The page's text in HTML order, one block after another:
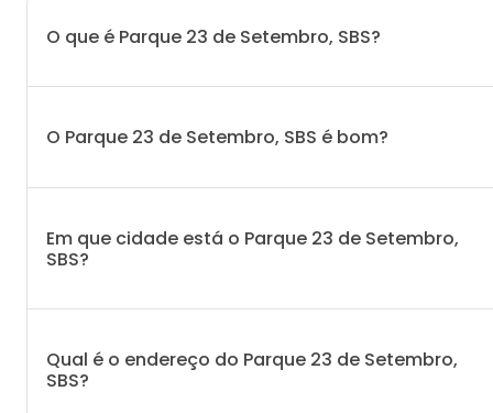
O que é Parque 23 de Setembro, SBS?
O Parque 23 de Setembro, SBS é bom?
Em que cidade está o Parque 23 de Setembro,
SBS?
Qual é o endereço do Parque 23 de Setembro,
SBS?